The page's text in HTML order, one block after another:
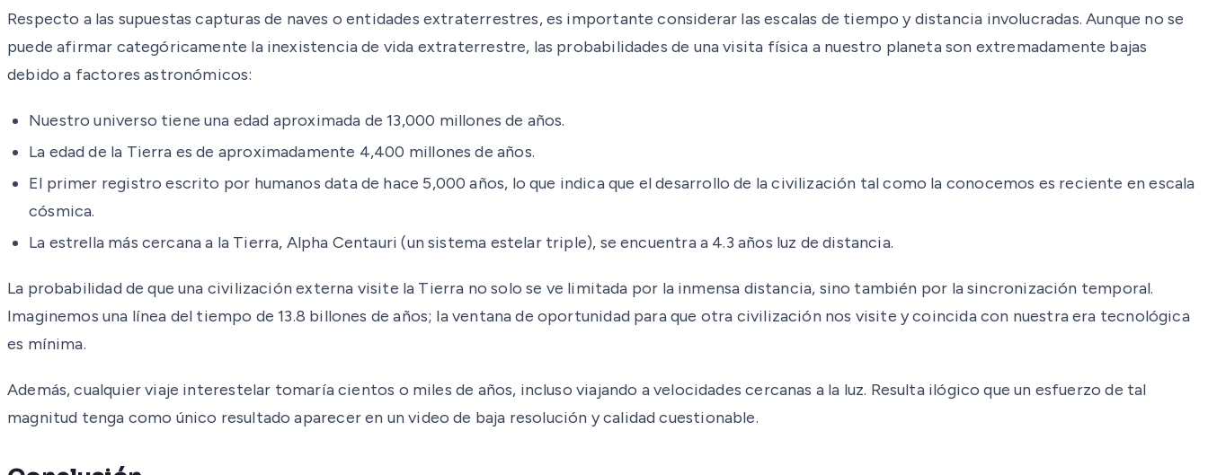
Respecto a las supuestas capturas de naves o entidades extraterrestres, es importante considerar las escalas de tiempo y distancia involucradas. Aunque no se
puede afirmar categóricamente la inexistencia de vida extraterrestre, las probabilidades de una visita física a nuestro planeta son extremadamente bajas
debido a factores astronómicos:
Nuestro universo tiene una edad aproximada de 13,000 millones de años.
La edad de la Tierra es de aproximadamente 4,400 millones de años.
El primer registro escrito por humanos data de hace 5,000 años, lo que indica que el desarrollo de la civilización tal como la conocemos es reciente en escala
cósmica.
La estrella más cercana a la Tierra, Alpha Centauri (un sistema estelar triple), se encuentra a 4.3 años luz de distancia.
La probabilidad de que una civilización externa visite la Tierra no solo se ve limitada por la inmensa distancia, sino también por la sincronización temporal.
Imaginemos una línea del tiempo de 13.8 billones de años; la ventana de oportunidad para que otra civilización nos visite y coincida con nuestra era tecnológica
es mínima.
Además, cualquier viaje interestelar tomaría cientos o miles de años, incluso viajando a velocidades cercanas a la luz. Resulta ilógico que un esfuerzo de tal
magnitud tenga como único resultado aparecer en un video de baja resolución y calidad cuestionable.